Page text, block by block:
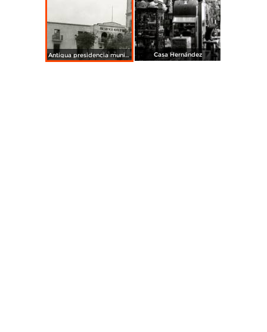
Antigua presidencia municipal de Ciudad Miguel Alemán Casa Hernández